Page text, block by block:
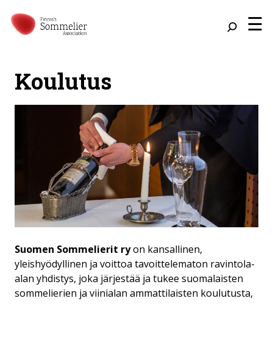
☰
Koulutus
Suomen Sommelierit ryon kansallinen,
yleishyödyllinen ja voittoa tavoittelematon ravintola-
alan yhdistys, joka järjestää ja tukee suomalaisten
sommelierien ja viinialan ammattilaisten koulutusta,